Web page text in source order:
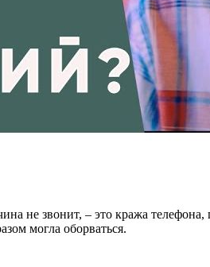
не звонит, – это кража
могла оборваться.